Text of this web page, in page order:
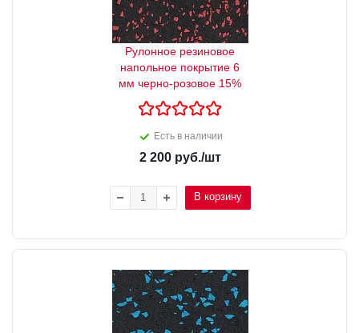
Рулонное резиновое
напольное покрытие 6
мм черно-розовое 15%
Есть в наличии
2 200руб./шт
В корзину